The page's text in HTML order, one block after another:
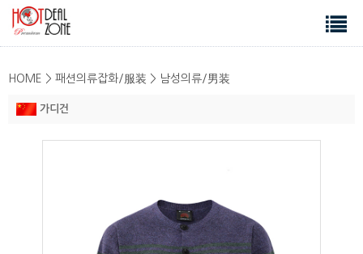
HOME > 패션의류잡화/服装 > 남성의류/男装
가디건